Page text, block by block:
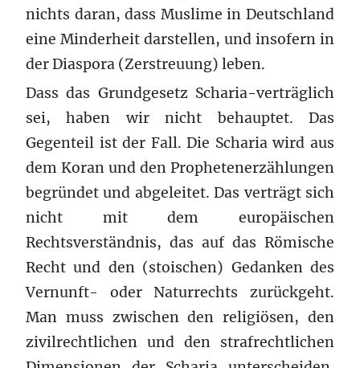
nichts daran, dass Muslime in Deutschland
eine Minderheit darstellen, und insofern in
der Diaspora (Zerstreuung) leben.
Dass das Grundgesetz Scharia-verträglich
sei, haben wir nicht behauptet. Das
Gegenteil ist der Fall. Die Scharia wird aus
dem Koran und den Prophetenerzählungen
begründet und abgeleitet. Das verträgt sich
nicht mit dem europäischen
Rechtsverständnis, das auf das Römische
Recht und den (stoischen) Gedanken des
Vernunft- oder Naturrechts zurückgeht.
Man muss zwischen den religiösen, den
zivilrechtlichen und den strafrechtlichen